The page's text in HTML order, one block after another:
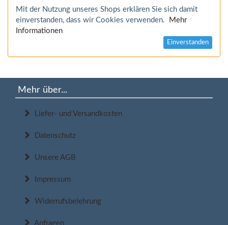
Mit der Nutzung unseres Shops erklären Sie sich damit
einverstanden, dass wir Cookies verwenden.
Mehr
Informationen
Einverstanden
Mehr über...
Liefer- und Versandkosten
Datenschutz
Unsere AGB
Impressum
Widerrufsbelehrung
Anfragen